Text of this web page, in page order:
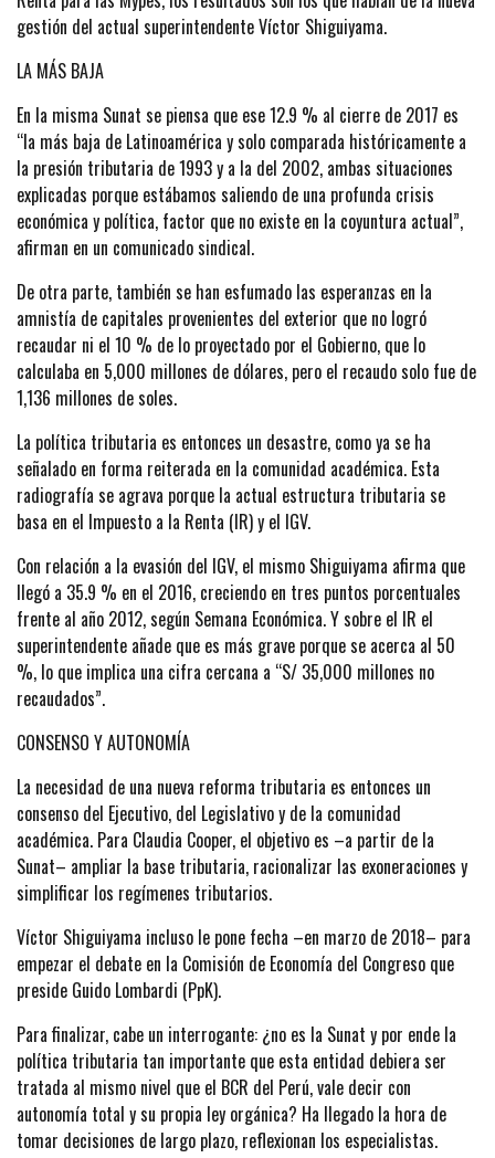
gestión del actual superintendente Víctor Shiguiyama.
LA MÁS BAJA
En la misma Sunat se piensa que ese 12.9 % al cierre de 2017 es
“la más baja de Latinoamérica y solo comparada históricamente a
la presión tributaria de 1993 y a la del 2002, ambas situaciones
explicadas porque estábamos saliendo de una profunda crisis
económica y política, factor que no existe en la coyuntura actual”,
afirman en un comunicado sindical.
De otra parte, también se han esfumado las esperanzas en la
amnistía de capitales provenientes del exterior que no logró
recaudar ni el 10 % de lo proyectado por el Gobierno, que lo
calculaba en 5,000 millones de dólares, pero el recaudo solo fue de
1,136 millones de soles.
La política tributaria es entonces un desastre, como ya se ha
señalado en forma reiterada en la comunidad académica. Esta
radiografía se agrava porque la actual estructura tributaria se
basa en el Impuesto a la Renta (IR) y el IGV.
Con relación a la evasión del IGV, el mismo Shiguiyama afirma que
llegó a 35.9 % en el 2016, creciendo en tres puntos porcentuales
frente al año 2012, según Semana Económica. Y sobre el IR el
superintendente añade que es más grave porque se acerca al 50
%, lo que implica una cifra cercana a “S/ 35,000 millones no
recaudados”.
CONSENSO Y AUTONOMÍA
La necesidad de una nueva reforma tributaria es entonces un
consenso del Ejecutivo, del Legislativo y de la comunidad
académica. Para Claudia Cooper, el objetivo es –a partir de la
Sunat– ampliar la base tributaria, racionalizar las exoneraciones y
simplificar los regímenes tributarios.
Víctor Shiguiyama incluso le pone fecha –en marzo de 2018– para
empezar el debate en la Comisión de Economía del Congreso que
preside Guido Lombardi (PpK).
Para finalizar, cabe un interrogante: ¿no es la Sunat y por ende la
política tributaria tan importante que esta entidad debiera ser
tratada al mismo nivel que el BCR del Perú, vale decir con
autonomía total y su propia ley orgánica? Ha llegado la hora de
tomar decisiones de largo plazo, reflexionan los especialistas.